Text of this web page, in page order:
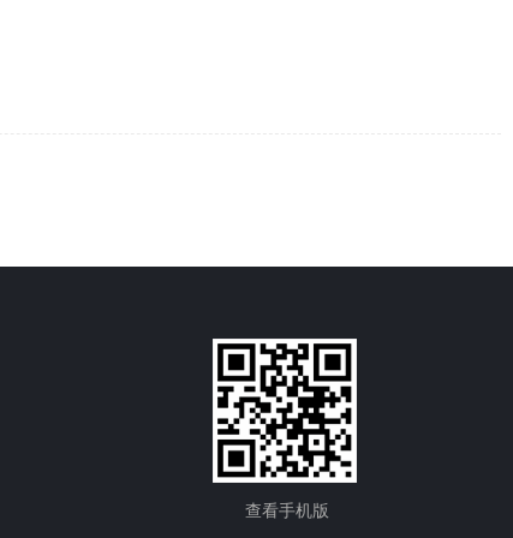
查看手机版